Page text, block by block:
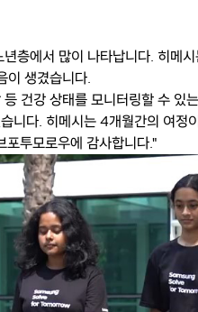
층에서 많이 나타납니다. 히메
이 생겼습니다.
건강 상태를 모니터링할 수 있
니다. 히메시는 4개월간의 여정
포투모로우에 감사합니다."